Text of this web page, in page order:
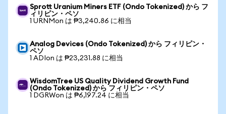
Sprott Uranium Miners ETF (Ondo Tokenized) から フ
ィリピン・ペソ
1 URNMon は ₱3,240.86 に相当
Analog Devices (Ondo Tokenized) から フィリピン・
ペソ
1 ADIon は ₱23,231.88 に相当
WisdomTree US Quality Dividend Growth Fund
(Ondo Tokenized) から フィリピン・ペソ
1 DGRWon は ₱6,197.24 に相当